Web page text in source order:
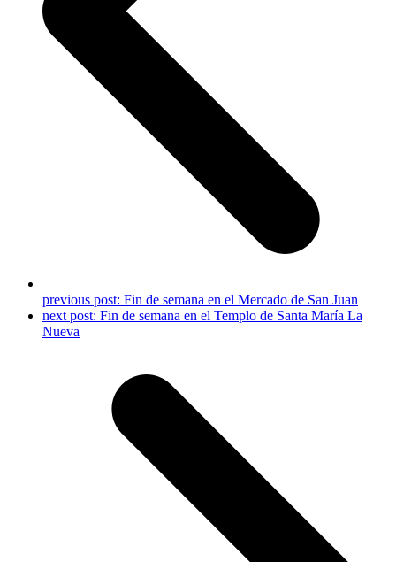
previous post: Fin de semana en el Mercado de San Juan
next post: Fin de semana en el Templo de Santa María La
Nueva